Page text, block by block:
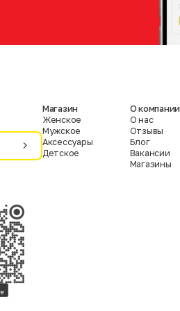
Магазин
Женское
Мужское
Аксессуары
Детское
О компании
О нас
Отзывы
Блог
Вакансии
Магазины